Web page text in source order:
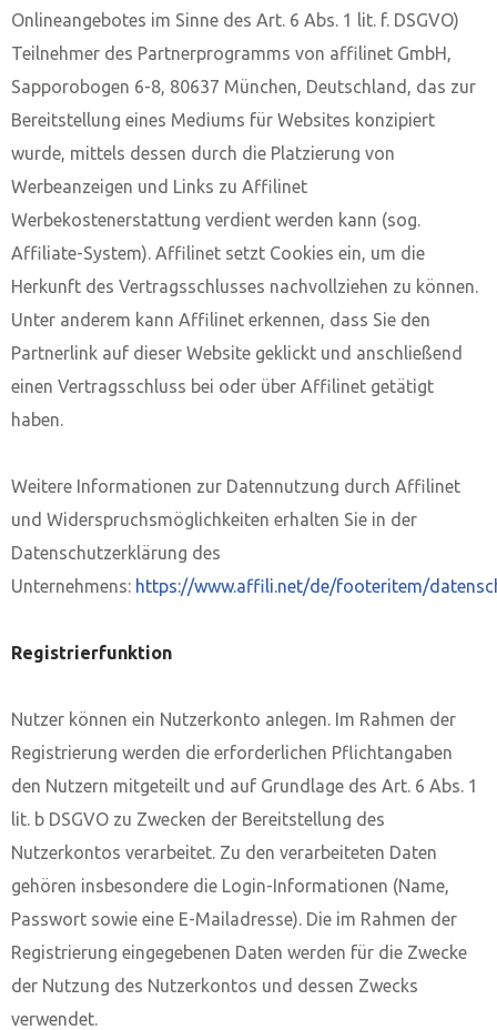
Onlineangebotes im Sinne des Art. 6 Abs. 1 lit. f. DSGVO)
Teilnehmer des Partnerprogramms von affilinet GmbH,
Sapporobogen 6-8, 80637 München, Deutschland, das zur
Bereitstellung eines Mediums für Websites konzipiert
wurde, mittels dessen durch die Platzierung von
Werbeanzeigen und Links zu Affilinet
Werbekostenerstattung verdient werden kann (sog.
Affiliate-System). Affilinet setzt Cookies ein, um die
Herkunft des Vertragsschlusses nachvollziehen zu können.
Unter anderem kann Affilinet erkennen, dass Sie den
Partnerlink auf dieser Website geklickt und anschließend
einen Vertragsschluss bei oder über Affilinet getätigt
haben.
Weitere Informationen zur Datennutzung durch Affilinet
und Widerspruchsmöglichkeiten erhalten Sie in der
Datenschutzerklärung des
Unternehmens: https://www.affili.net/de/footeritem/
Registrierfunktion
Nutzer können ein Nutzerkonto anlegen. Im Rahmen der
Registrierung werden die erforderlichen Pflichtangaben
den Nutzern mitgeteilt und auf Grundlage des Art. 6 Abs. 1
lit. b DSGVO zu Zwecken der Bereitstellung des
Nutzerkontos verarbeitet. Zu den verarbeiteten Daten
gehören insbesondere die Login-Informationen (Name,
Passwort sowie eine E-Mailadresse). Die im Rahmen der
Registrierung eingegebenen Daten werden für die Zwecke
der Nutzung des Nutzerkontos und dessen Zwecks
verwendet.